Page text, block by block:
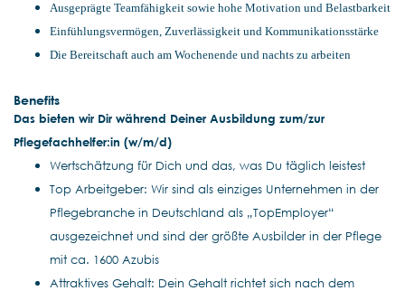
Ausgeprägte Teamfähigkeit sowie hohe Motivation und Belastbarkeit
Einfühlungsvermögen, Zuverlässigkeit und Kommunikationsstärke
Die Bereitschaft auch am Wochenende und nachts zu arbeiten
Benefits
Das bieten wir Dir während Deiner Ausbildung zum/zur
Pflegefachhelfer:in (w/m/d)
Wertschätzung für Dich und das, was Du täglich leistest
Top Arbeitgeber: Wir sind als einziges Unternehmen in der
Pflegebranche in Deutschland als „TopEmployer“
ausgezeichnet und sind der größte Ausbilder in der Pflege
mit ca. 1600 Azubis
Attraktives Gehalt: Dein Gehalt richtet sich nach dem